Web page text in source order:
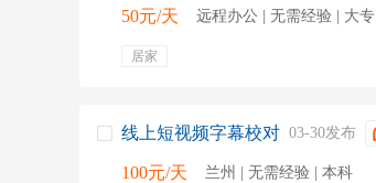
50元/天 远程办公 | 无需经验 | 大专
居家
线上短视频字幕校对 03-30发布
100元/天 兰州 | 无需经验 | 本科